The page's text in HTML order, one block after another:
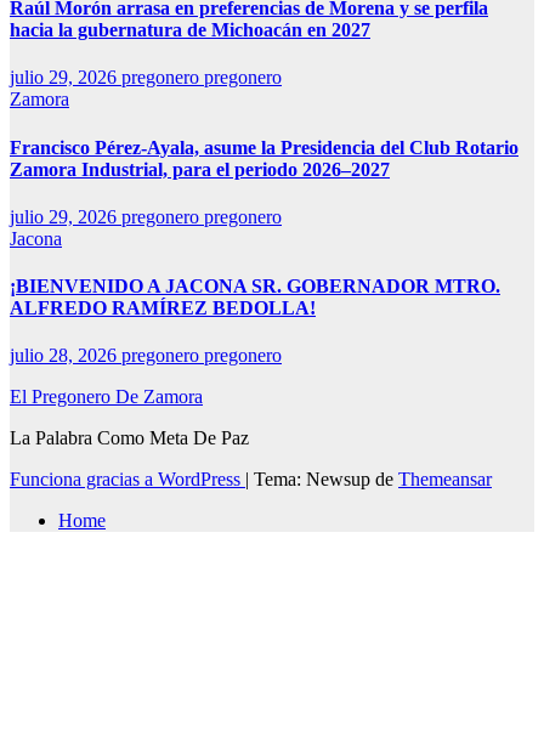
Raúl Morón arrasa en preferencias de Morena y se perfila
hacia la gubernatura de Michoacán en 2027
julio 29, 2026 pregonero pregonero
Zamora
Francisco Pérez-Ayala, asume la Presidencia del Club Rotario
Zamora Industrial, para el periodo 2026–2027
julio 29, 2026 pregonero pregonero
Jacona
¡BIENVENIDO A JACONA SR. GOBERNADOR MTRO.
ALFREDO RAMÍREZ BEDOLLA!
julio 28, 2026 pregonero pregonero
El Pregonero De Zamora
La Palabra Como Meta De Paz
Funciona gracias a WordPress | Tema: Newsup de Themeansar
Home